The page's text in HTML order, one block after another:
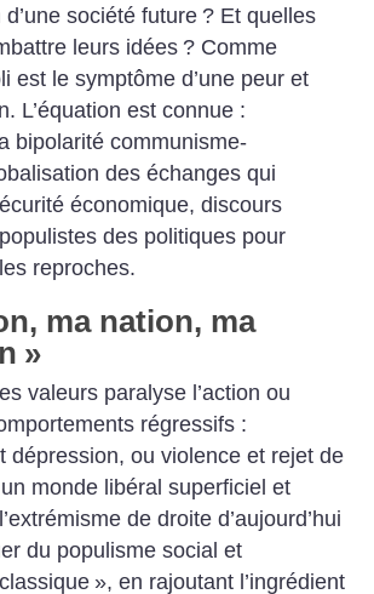
société future ? Et quelles
leurs idées ? Comme
est le symptôme d’une peur et
L’équation est connue :
bipolarité communisme-
des échanges qui
économique, discours
des politiques pour
reproches.
ma nation, ma
»
valeurs paralyse l’action ou
régressifs :
dépression, ou violence et rejet de
un monde libéral superficiel et
de droite d’aujourd’hui
du populisme social et
classique », en rajoutant l’ingrédient